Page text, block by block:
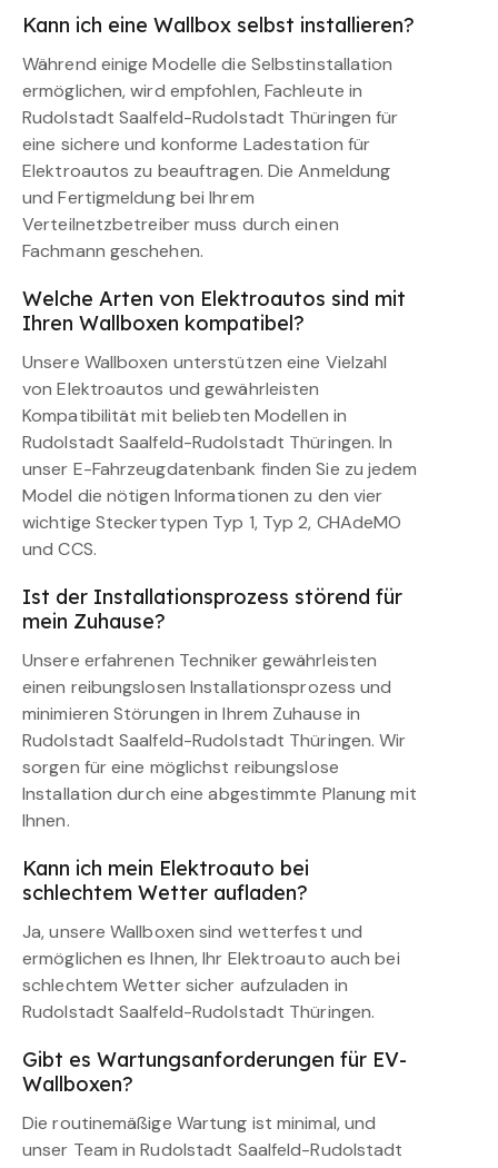
Kann ich eine Wallbox selbst installieren?
Während einige Modelle die Selbstinstallation
ermöglichen, wird empfohlen, Fachleute in
Rudolstadt Saalfeld-Rudolstadt Thüringen für
eine sichere und konforme Ladestation für
Elektroautos zu beauftragen. Die Anmeldung
und Fertigmeldung bei Ihrem
Verteilnetzbetreiber muss durch einen
Fachmann geschehen.
Welche Arten von Elektroautos sind mit
Ihren Wallboxen kompatibel?
Unsere Wallboxen unterstützen eine Vielzahl
von Elektroautos und gewährleisten
Kompatibilität mit beliebten Modellen in
Rudolstadt Saalfeld-Rudolstadt Thüringen. In
unser E-Fahrzeugdatenbank finden Sie zu jedem
Model die nötigen Informationen zu den vier
wichtige Steckertypen Typ 1, Typ 2, CHAdeMO
und CCS.
Ist der Installationsprozess störend für
mein Zuhause?
Unsere erfahrenen Techniker gewährleisten
einen reibungslosen Installationsprozess und
minimieren Störungen in Ihrem Zuhause in
Rudolstadt Saalfeld-Rudolstadt Thüringen. Wir
sorgen für eine möglichst reibungslose
Installation durch eine abgestimmte Planung mit
Ihnen.
Kann ich mein Elektroauto bei
schlechtem Wetter aufladen?
Ja, unsere Wallboxen sind wetterfest und
ermöglichen es Ihnen, Ihr Elektroauto auch bei
schlechtem Wetter sicher aufzuladen in
Rudolstadt Saalfeld-Rudolstadt Thüringen.
Gibt es Wartungsanforderungen für EV-
Wallboxen?
Die routinemäßige Wartung ist minimal, und
unser Team in Rudolstadt Saalfeld-Rudolstadt